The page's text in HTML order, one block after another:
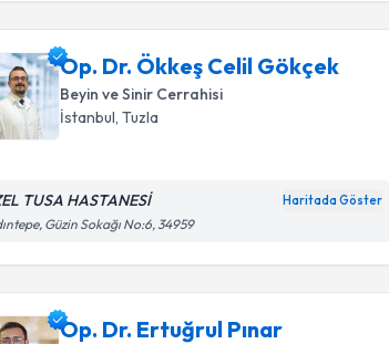
Op. Dr. Ökkeş Celil Gökçek
Beyin ve Sinir Cerrahisi
İstanbul , Tuzla
TUSA HASTANESİ Haritada Göster
Güzin Sokağı No:6, 34959
Op. Dr. Ertuğrul Pınar